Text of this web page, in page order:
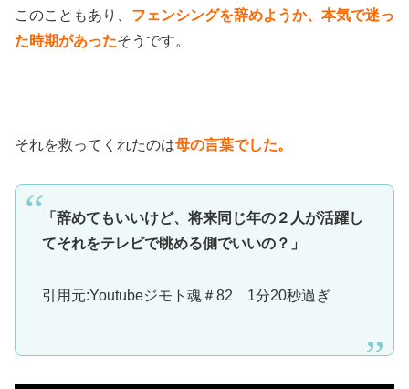
このこともあり、 フェンシングを辞めようか、本気で迷っ
た時期があったそうです。
それを救ってくれたのは母の言葉でした。
「辞めてもいいけど、将来同じ年の２人が活躍し
てそれをテレビで眺める側でいいの？」
引用元:Youtubeジモト魂＃82 1分20秒過ぎ